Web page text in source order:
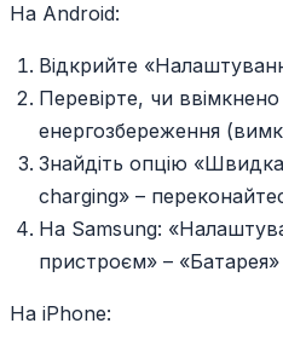
На Android:
Відкрийте
Перевірте, чи
енергозбереження
Знайдіть опцію
charging» –
На Samsung:
пристроєм» –
На iPhone: